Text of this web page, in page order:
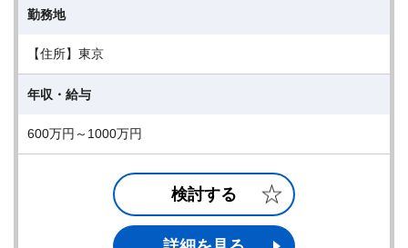
勤務地
【住所】東京
年収・給与
600万円～1000万円
検討する